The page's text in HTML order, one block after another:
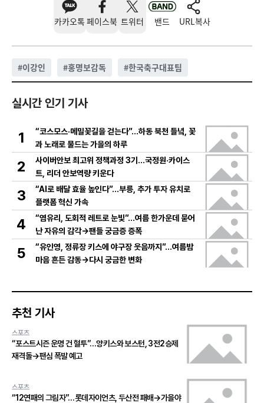
카카오톡 페이스북 트위터 밴드 URL복사
#이강인 #홍명보감독 #한국축구대표팀
실시간 인기 기사
1
“코스모스·메밀꽃길을 걷는다”…하동 북천 들녘, 꽃
과 노래로 물드는 가을의 하루
2
사이버안보 최고위 정책과정 3기…국정원·카이스
트, 리더 안보역량 키운다
3
“AI로 배달 효율 높인다”…부릉, 추가 투자 유치로
플랫폼 혁신 가속
4
“염유리, 도회적 레트로 눈빛”…여름 한가운데 묻어
난 자유의 감각→팬들 궁금증 증폭
5
“유인영, 정류장 키스에 야구장 웃음까지”…여름밤
마음 흔든 감동→다시 궁금한 변화
추천 기사
스포츠
“포스트시즌 운명 건 혈투”…양키스와 보스턴, 3전2승제
재격돌→팬심 폭발 예고
스포츠
“12연패의 그림자”…롯데자이언츠, 두산전 패배→가을야